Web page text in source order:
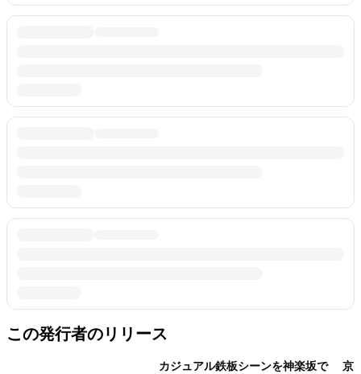
この発行者のリリース
カジュアル鉄板シーンを神楽坂で 京